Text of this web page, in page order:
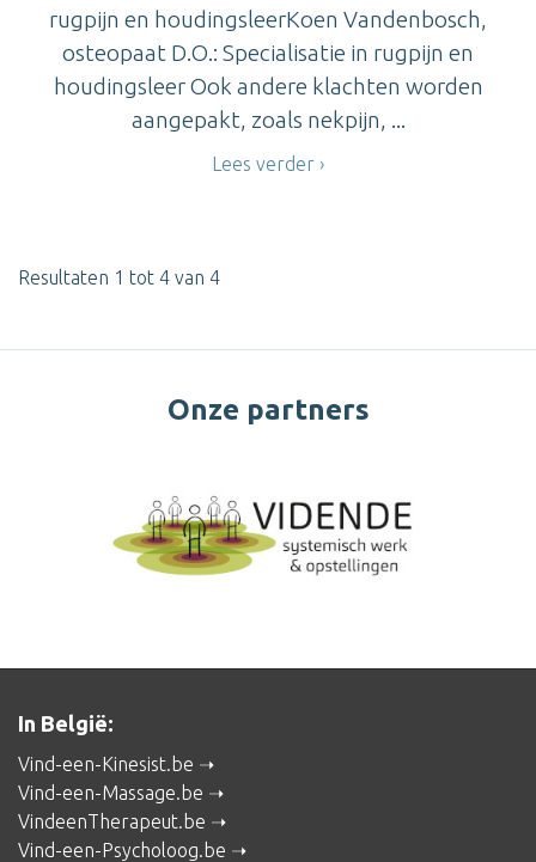
rugpijn en houdingsleerKoen Vandenbosch,
osteopaat D.O.: Specialisatie in rugpijn en
houdingsleer Ook andere klachten worden
aangepakt, zoals nekpijn, ...
Lees verder
Resultaten 1 tot 4 van 4
Onze partners
In België:
Vind-een-Kinesist.be
Vind-een-Massage.be
VindeenTherapeut.be
Vind-een-Psycholoog.be